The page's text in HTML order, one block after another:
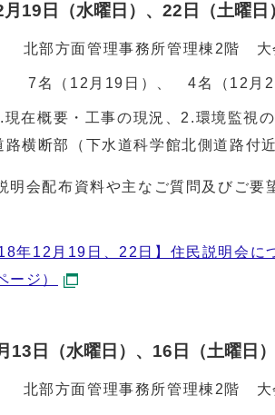
19日（水曜日）、22日（土曜日
北部方面管理事務所管理棟2階 大
7名（12月19日）、 4名（12月
在概要・工事の現況、2.環境監視
路横断部（下水道科学館北側道路付
配布資料や主なご質問及びご要
年12月19日、22日】住民説明会に
ージ）
13日（水曜日）、16日（土曜日）
北部方面管理事務所管理棟2階 大